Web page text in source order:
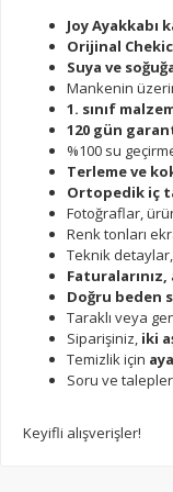
Joy Ayakkabı
Orijinal
Suya ve
Mankenin
1. sınıf
120 gün
%100 su
Terleme ve
Ortopedik iç
Fotoğraflar,
Renk tonları
Teknik detaylar,
Faturalarınız,
Doğru beden
Taraklı veya
Siparişiniz, iki
Temizlik için
Soru ve
Keyifli alışverişler!